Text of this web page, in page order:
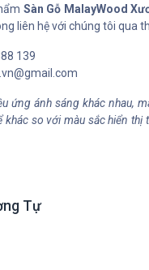
Sàn Gỗ MalayWood
liên hệ với chúng tôi qua
139
ứng ánh sáng khác nhau,
khác so với màu sắc hiển thị
Tự